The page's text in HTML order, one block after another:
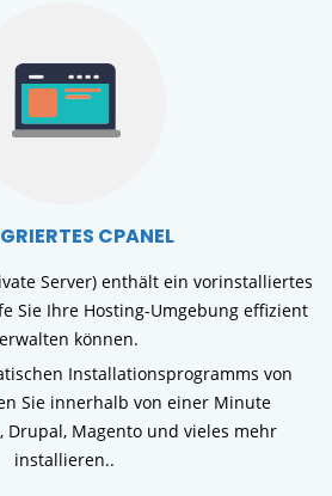
CPANEL
Server) enthält ein vorinstalliertes
Sie Ihre Hosting-Umgebung effizient
können.
Installationsprogramms von
Sie innerhalb von einer Minute
Drupal, Magento und vieles mehr
installieren..